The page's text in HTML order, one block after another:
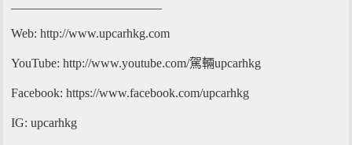
Web: http://www.upcarhkg.com
YouTube: http://www.youtube.com/駕輛upcarhkg
Facebook: https://www.facebook.com/upcarhkg
IG: upcarhkg